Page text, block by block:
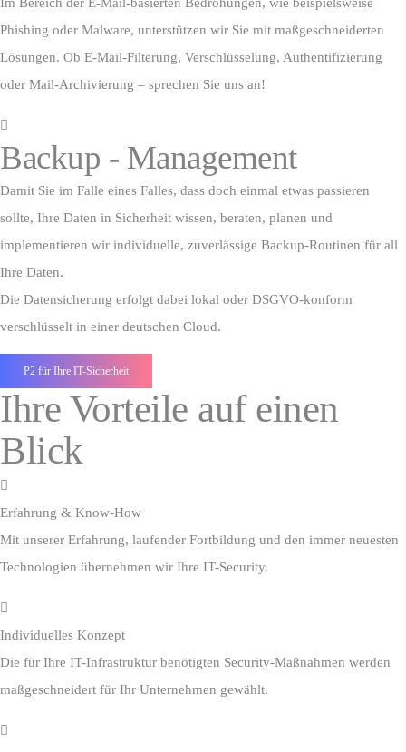
Phishing oder Malware, unterstützen wir Sie mit maßgeschneiderten
Lösungen. Ob E-Mail-Filterung, Verschlüsselung, Authentifizierung
oder Mail-Archivierung – sprechen Sie uns an!
Backup - Management
Damit Sie im Falle eines Falles, dass doch einmal etwas passieren
sollte, Ihre Daten in Sicherheit wissen, beraten, planen und
implementieren wir individuelle, zuverlässige Backup-Routinen für all
Ihre Daten.
Die Datensicherung erfolgt dabei lokal oder DSGVO-konform
verschlüsselt in einer deutschen Cloud.
P2 für Ihre IT-Sicherheit
Ihre Vorteile auf einen
Blick
Erfahrung & Know-How
Mit unserer Erfahrung, laufender Fortbildung und den immer neuesten
Technologien übernehmen wir Ihre IT-Security.
Individuelles Konzept
Die für Ihre IT-Infrastruktur benötigten Security-Maßnahmen werden
maßgeschneidert für Ihr Unternehmen gewählt.